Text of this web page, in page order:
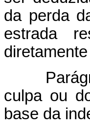
da perda
estrada
culpa ou
base da